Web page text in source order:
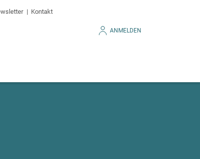
Kontakt
ANMELDEN